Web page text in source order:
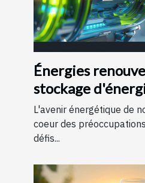
Énergies
stockage
perspectives et
d'avenir
L'avenir énergétique de
coeur des
défis...